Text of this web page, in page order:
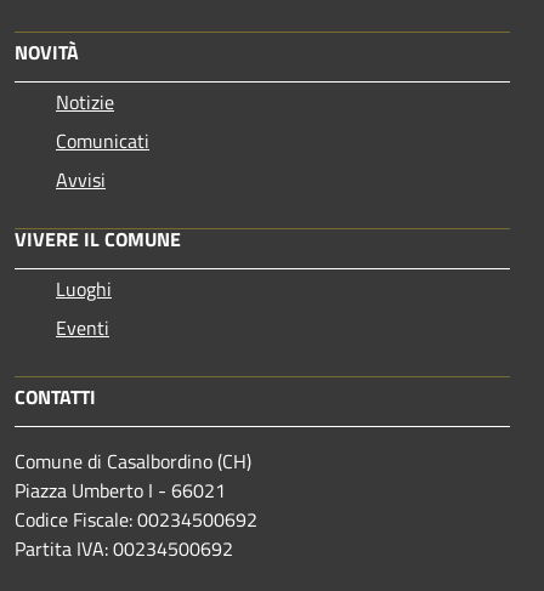
NOVITÀ
Notizie
Comunicati
Avvisi
VIVERE IL COMUNE
Luoghi
Eventi
CONTATTI
Comune di Casalbordino (CH)
Piazza Umberto I - 66021
Codice Fiscale: 00234500692
Partita IVA: 00234500692